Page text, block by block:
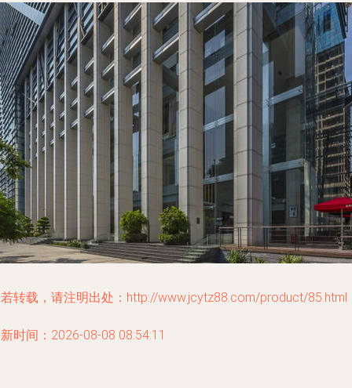
转载，请注明出处：http://www.jcytz88.com/product/85.html
时间：2026-08-08 08:54:11